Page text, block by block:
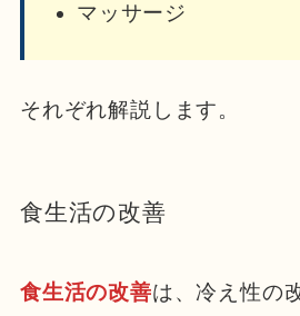
マッサージ
それぞれ解説します。
食生活の改善
食生活の改善は、冷え性の